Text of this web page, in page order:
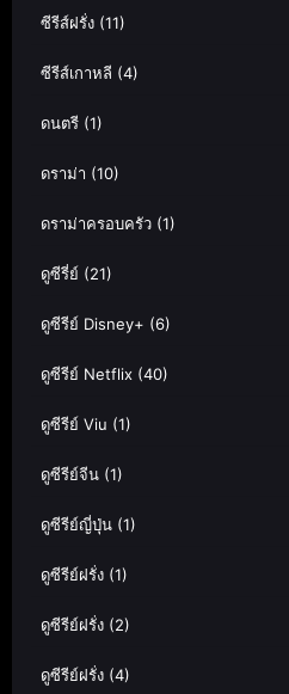
ซีรีส์ฝรั่ง (11)
ซีรีส์เกาหลี (4)
ดนตรี (1)
ดราม่า (10)
ดราม่าครอบครัว (1)
ดูซีรี่ย์ (21)
ดูซีรีย์ Disney+ (6)
ดูซีรีย์ Netflix (40)
ดูซีรีย์ Viu (1)
ดูซีรีย์จีน (1)
ดูซีรีย์ญี่ปุ่น (1)
ดูซีรีย์ฝรั่ง (1)
ดูซีรีย์ฝรั่ง (2)
ดูซีรีย์ฝรั่ง (4)